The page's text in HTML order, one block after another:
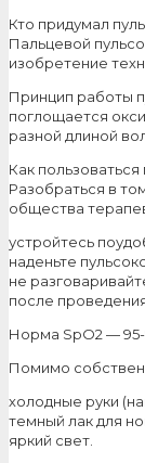
Кто придумал
Пальцевой
изобретение
Принцип работы
поглощается
разной длиной
Как
Разобраться в
общества
устройтесь
наденьте
не
после
Норма SpO2 — 95-
Помимо
холодные руки
темный лак для
яркий свет.